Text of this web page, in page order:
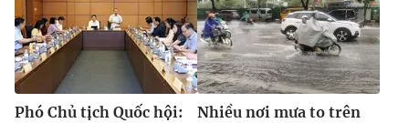
Phó Chủ tịch Quốc hội:
Nhiều nơi mưa to trên